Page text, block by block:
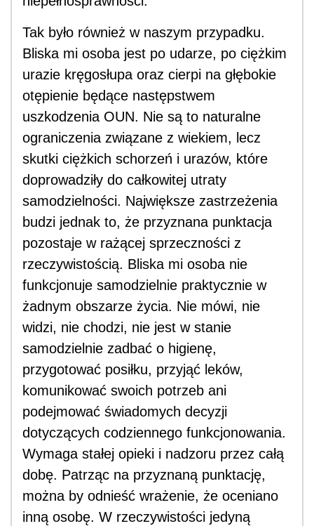
Tak było również w naszym przypadku.
Bliska mi osoba jest po udarze, po ciężkim
urazie kręgosłupa oraz cierpi na głębokie
otępienie będące następstwem
uszkodzenia OUN. Nie są to naturalne
ograniczenia związane z wiekiem, lecz
skutki ciężkich schorzeń i urazów, które
doprowadziły do całkowitej utraty
samodzielności. Największe zastrzeżenia
budzi jednak to, że przyznana punktacja
pozostaje w rażącej sprzeczności z
rzeczywistością. Bliska mi osoba nie
funkcjonuje samodzielnie praktycznie w
żadnym obszarze życia. Nie mówi, nie
widzi, nie chodzi, nie jest w stanie
samodzielnie zadbać o higienę,
przygotować posiłku, przyjąć leków,
komunikować swoich potrzeb ani
podejmować świadomych decyzji
dotyczących codziennego funkcjonowania.
Wymaga stałej opieki i nadzoru przez całą
dobę. Patrząc na przyznaną punktację,
można by odnieść wrażenie, że oceniano
inną osobę. W rzeczywistości jedyną